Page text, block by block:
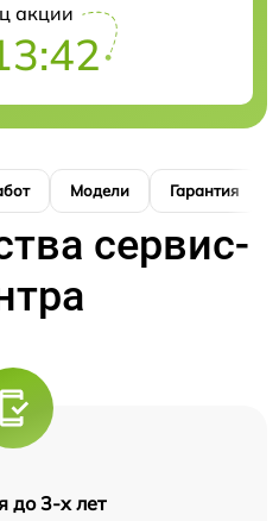
акции
Модели Гарантия
сервис-
до 3-х лет